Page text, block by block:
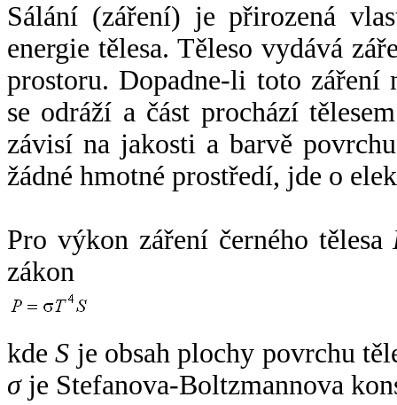
Sálání (záření) je přirozená
energie tělesa. Těleso vydává
prostoru. Dopadne-li toto záření
se odráží a část prochází
závisí na jakosti a barvě
žádné hmotné prostředí, jde o
Pro výkon záření černého tělesa
zákon
kdeS je obsah plochy povrchu
σje Stefanova-Boltzmannova